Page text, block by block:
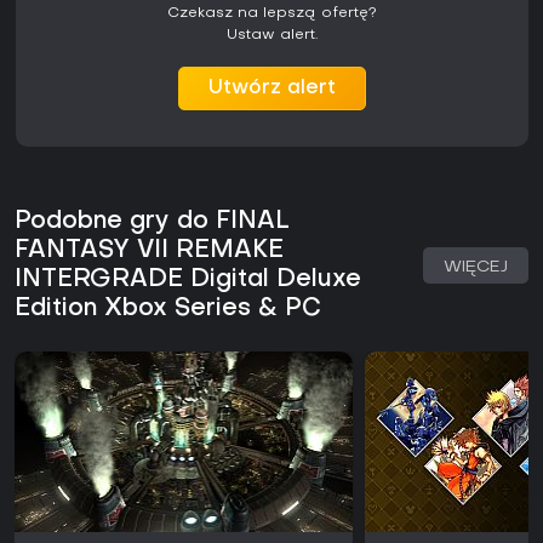
Czekasz na lepszą ofertę?
Ustaw alert.
Utwórz alert
Podobne gry do FINAL
FANTASY VII REMAKE
INTERGRADE Digital Deluxe
Edition Xbox Series & PC
WIĘCEJ